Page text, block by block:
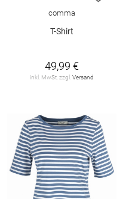
comma
T-Shirt
49,99 €
inkl. MwSt. zzgl. Versand